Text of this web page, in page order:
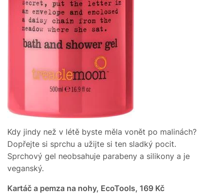
Kdy jindy než v létě byste měla vonět po malinách?
Dopřejte si sprchu a užijte si ten sladký pocit.
Sprchový gel neobsahuje parabeny a silikony a je
veganský.
Kartáč a pemza na nohy, EcoTools, 169 Kč